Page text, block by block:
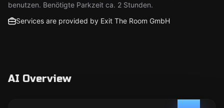
benutzen. Benötigte Parkzeit ca. 2 Stunden.
Services are provided by Exit The Room GmbH
AI Overview